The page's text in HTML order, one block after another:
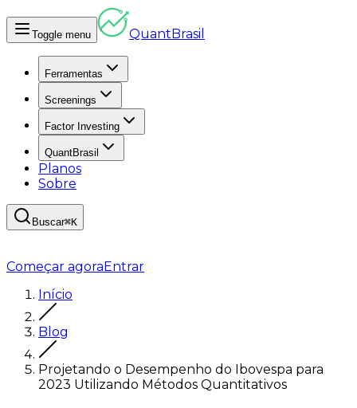
Toggle menu QuantBrasil
Ferramentas
Screenings
Factor Investing
QuantBrasil
Planos
Sobre
Buscar⌘K
Começar agoraEntrar
Início
Blog
Projetando o Desempenho do Ibovespa para
2023 Utilizando Métodos Quantitativos